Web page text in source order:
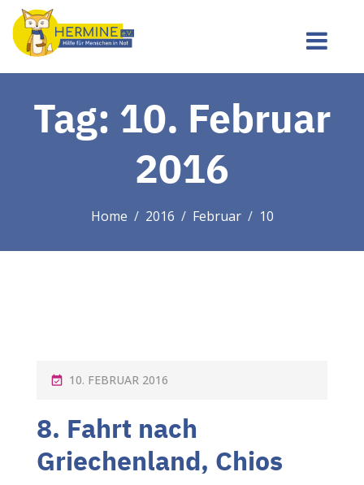
Tag: 10. Februar
2016
Home 2016 Februar 10
P
S
T
E
10. FEBRUAR 2016
8. Fahrt nach
Griechenland, Chios